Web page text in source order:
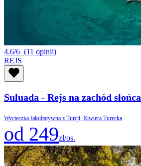
4.6/6 (11 opinii)
REJS
Suluada - Rejs na zachód słońca
Wycieczka fakultatywna z Turcji, Riwiera Turecka
od 249zł/os.